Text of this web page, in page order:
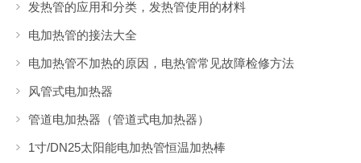
发热管的应用和分类，发热管使用的材料
电加热管的接法大全
电加热管不加热的原因，电热管常见故障检修方法
风管式电加热器
管道电加热器（管道式电加热器）
1寸/DN25太阳能电加热管恒温加热棒